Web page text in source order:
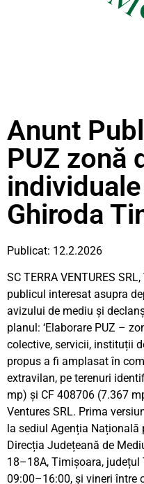
Anunt
PUZ zonă
Ghiroda
Publicat: 12.2.2026
SC TERRA VENTURES
publicul interesat asupra
avizului de mediu și
planul: ‘Elaborare PUZ –
colective, servicii, instituții
propus a fi amplasat în
extravilan, pe terenuri
mp) și CF 408706 (7.367
Ventures SRL. Prima
la sediul Agenția
Direcția Județeană de
18–18A, Timișoara, județul
09:00–16:00, și vineri între